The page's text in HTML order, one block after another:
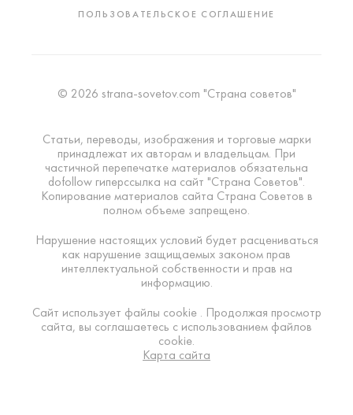
ПОЛЬЗОВАТЕЛЬСКОЕ СОГЛАШЕНИЕ
© 2026 strana-sovetov.com "Страна советов"
Статьи, переводы, изображения и торговые марки
принадлежат их авторам и владельцам. При
частичной перепечатке материалов обязательна
dofollow гиперссылка на сайт "Страна Советов".
Копирование материалов сайта Страна Советов в
полном объеме запрещено.
Нарушение настоящих условий будет расцениваться
как нарушение защищаемых законом прав
интеллектуальной собственности и прав на
информацию.
Сайт использует файлы cookie . Продолжая просмотр
сайта, вы соглашаетесь с использованием файлов
cookie.
Карта сайта